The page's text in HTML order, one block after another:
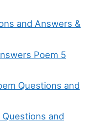
and Answers &
Poem 5
Questions and
and